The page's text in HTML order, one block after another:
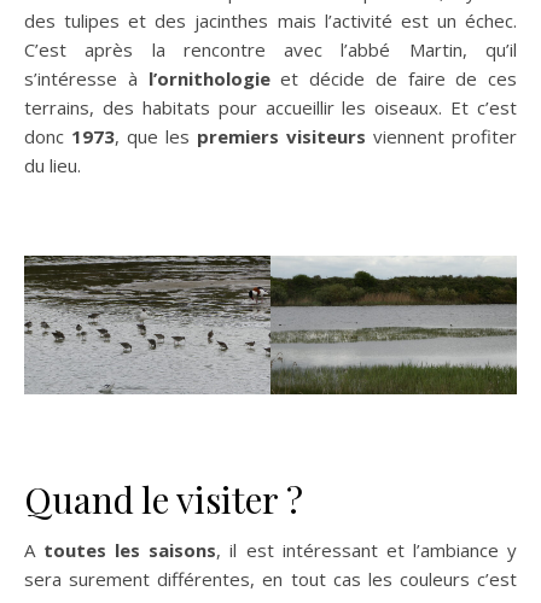
des tulipes et des jacinthes mais l’activité est un échec.
C’est après la rencontre avec l’abbé Martin, qu’il
s’intéresse à l’ornithologieet décide de faire de ces
terrains, des habitats pour accueillir les oiseaux. Et c’est
donc 1973, que les premiers visiteurs viennent profiter
du lieu.
Quand le visiter ?
A toutes les saisons, il est intéressant et l’ambiance y
sera surement différentes, en tout cas les couleurs c’est